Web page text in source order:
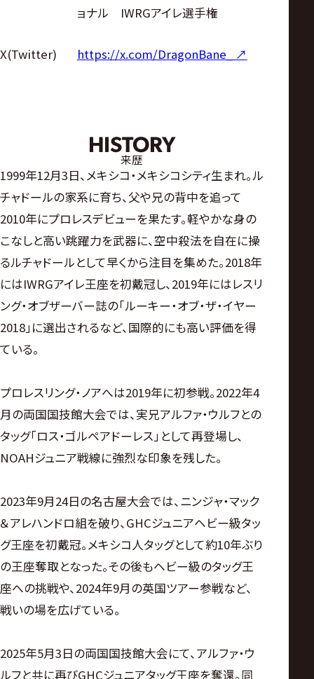
ョナル IWRGアイレ選手権
X(Twitter) https://x.com/DragonBane_ ↗︎
HISTORY
来歴
1999年12月3日、メキシコ・メキシコシティ生まれ。ル
チャドールの家系に育ち、父や兄の背中を追って
2010年にプロレスデビューを果たす。軽やかな身の
こなしと高い跳躍力を武器に、空中殺法を自在に操
るルチャドールとして早くから注目を集めた。2018年
にはIWRGアイレ王座を初戴冠し、2019年にはレスリ
ング・オブザーバー誌の「ルーキー・オブ・ザ・イヤー
2018」に選出されるなど、国際的にも高い評価を得
ている。
プロレスリング・ノアへは2019年に初参戦。2022年4
月の両国国技館大会では、実兄アルファ・ウルフとの
タッグ「ロス・ゴルペアドーレス」として再登場し、
NOAHジュニア戦線に強烈な印象を残した。
2023年9月24日の名古屋大会では、ニンジャ・マック
＆アレハンドロ組を破り、GHCジュニアヘビー級タッ
グ王座を初戴冠。メキシコ人タッグとして約10年ぶり
の王座奪取となった。その後もヘビー級のタッグ王
座への挑戦や、2024年9月の英国ツアー参戦など、
戦いの場を広げている。
2025年5月3日の両国国技館大会にて、アルファ・ウ
ルフと共に再びGHCジュニアタッグ王座を奪還。同